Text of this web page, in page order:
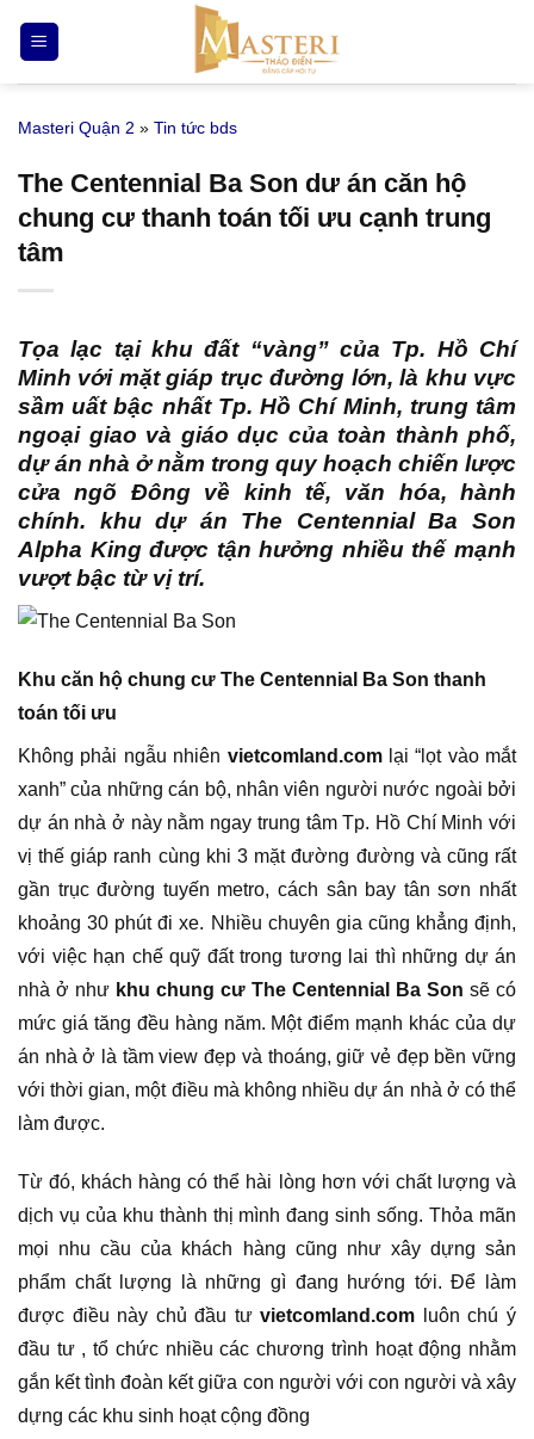
qua
nội
Masteri Quận 2 » Tin tức bds
The Centennial Ba Son dư án căn hộ
chung cư thanh toán tối ưu cạnh trung
tâm
Tọa lạc tại khu đất “vàng” của Tp. Hồ Chí
Minh với mặt giáp trục đường lớn, là khu vực
sầm uất bậc nhất Tp. Hồ Chí Minh, trung tâm
ngoại giao và giáo dục của toàn thành phố,
dự án nhà ở nằm trong quy hoạch chiến lược
cửa ngõ Đông về kinh tế, văn hóa, hành
chính. khu dự án The Centennial Ba Son
Alpha King được tận hưởng nhiều thế mạnh
vượt bậc từ vị trí.
Khu căn hộ chung cư The Centennial Ba Son thanh
toán tối ưu
Không phải ngẫu nhiên vietcomland.comlại “lọt vào mắt
xanh” của những cán bộ, nhân viên người nước ngoài bởi
dự án nhà ở này nằm ngay trung tâm Tp. Hồ Chí Minh với
vị thế giáp ranh cùng khi 3 mặt đường đường và cũng rất
gần trục đường tuyến metro, cách sân bay tân sơn nhất
khoảng 30 phút đi xe. Nhiều chuyên gia cũng khẳng định,
với việc hạn chế quỹ đất trong tương lai thì những dự án
nhà ở như khu chung cư The Centennial Ba Son sẽ có
mức giá tăng đều hàng năm. Một điểm mạnh khác của dự
án nhà ở là tầm view đẹp và thoáng, giữ vẻ đẹp bền vững
với thời gian, một điều mà không nhiều dự án nhà ở có thể
làm được.
Từ đó, khách hàng có thể hài lòng hơn với chất lượng và
dịch vụ của khu thành thị mình đang sinh sống. Thỏa mãn
mọi nhu cầu của khách hàng cũng như xây dựng sản
phẩm chất lượng là những gì đang hướng tới. Để làm
được điều này chủ đầu tưvietcomland.com luôn chú ý
đầu tư , tổ chức nhiều các chương trình hoạt động nhằm
gắn kết tình đoàn kết giữa con người với con người và xây
dựng các khu sinh hoạt cộng đồng